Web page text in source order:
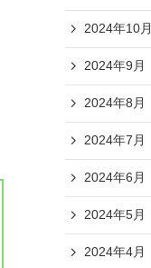
2024年10月
2024年9月
2024年8月
2024年7月
2024年6月
2024年5月
2024年4月